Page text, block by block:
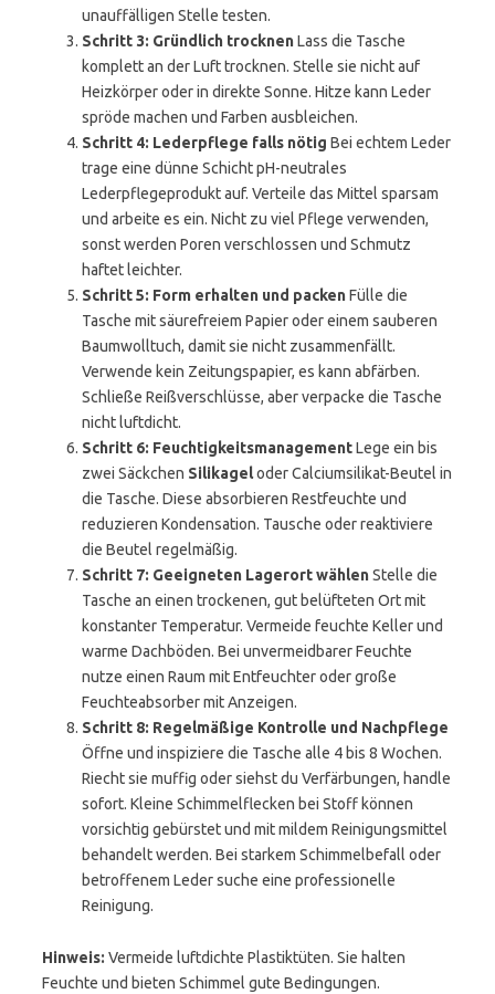
unauffälligen Stelle testen.
Schritt 3: Gründlich trocknenLass die Tasche
komplett an der Luft trocknen. Stelle sie nicht auf
Heizkörper oder in direkte Sonne. Hitze kann Leder
spröde machen und Farben ausbleichen.
Schritt 4: Lederpflege falls nötig Bei echtem Leder
trage eine dünne Schicht pH-neutrales
Lederpflegeprodukt auf. Verteile das Mittel sparsam
und arbeite es ein. Nicht zu viel Pflege verwenden,
sonst werden Poren verschlossen und Schmutz
haftet leichter.
Schritt 5: Form erhalten und packenFülle die
Tasche mit säurefreiem Papier oder einem sauberen
Baumwolltuch, damit sie nicht zusammenfällt.
Verwende kein Zeitungspapier, es kann abfärben.
Schließe Reißverschlüsse, aber verpacke die Tasche
nicht luftdicht.
Schritt 6: FeuchtigkeitsmanagementLege ein bis
zwei Säckchen Silikageloder Calciumsilikat-Beutel in
die Tasche. Diese absorbieren Restfeuchte und
reduzieren Kondensation. Tausche oder reaktiviere
die Beutel regelmäßig.
Schritt 7: Geeigneten Lagerort wählenStelle die
Tasche an einen trockenen, gut belüfteten Ort mit
konstanter Temperatur. Vermeide feuchte Keller und
warme Dachböden. Bei unvermeidbarer Feuchte
nutze einen Raum mit Entfeuchter oder große
Feuchteabsorber mit Anzeigen.
Schritt 8: Regelmäßige Kontrolle und Nachpflege
Öffne und inspiziere die Tasche alle 4 bis 8 Wochen.
Riecht sie muffig oder siehst du Verfärbungen, handle
sofort. Kleine Schimmelflecken bei Stoff können
vorsichtig gebürstet und mit mildem Reinigungsmittel
behandelt werden. Bei starkem Schimmelbefall oder
betroffenem Leder suche eine professionelle
Reinigung.
Hinweis: Vermeide luftdichte Plastiktüten. Sie halten
Feuchte und bieten Schimmel gute Bedingungen.